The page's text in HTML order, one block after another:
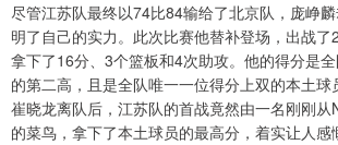
尽管江苏队最终以74比84输给了北京队，庞峥
明了自己的实力。此次比赛他替补登场，出战了
拿下了16分、3个篮板和4次助攻。他的得分是
的第二高，且是全队唯一一位得分上双的本土球
崔晓龙离队后，江苏队的首战竟然由一名刚刚从
的菜鸟，拿下了本土球员的最高分，着实让人感